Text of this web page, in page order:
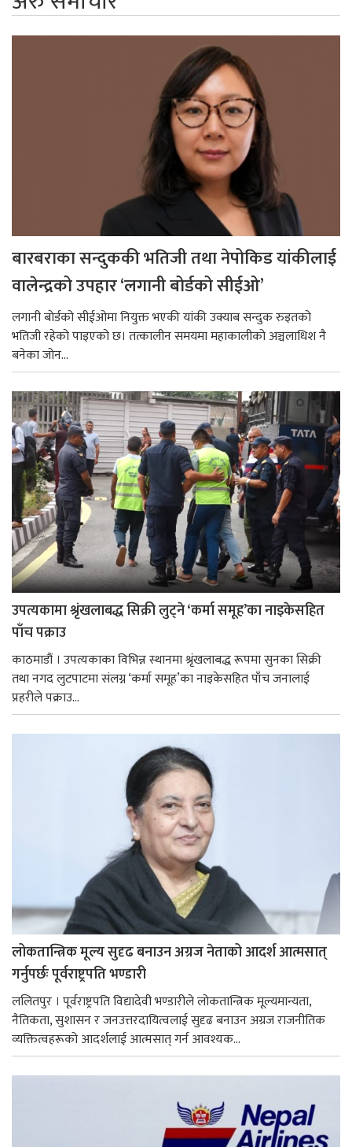
बारबराका सन्दुककी भतिजी तथा नेपोकिड यांकीलाई
वालेन्द्रको उपहार ‘लगानी बोर्डको सीईओ’
लगानी बोर्डको सीईओमा नियुक्त भएकी यांकी उक्याब सन्दुक रुइतको
भतिजी रहेको पाइएको छ। तत्कालीन समयमा महाकालीको अञ्चलाधिश नै
बनेका जोन...
उपत्यकामा श्रृंखलाबद्ध सिक्री लुट्ने ‘कर्मा समूह’का नाइकेसहित
पाँच पक्राउ
काठमाडौं । उपत्यकाका विभिन्न स्थानमा श्रृंखलाबद्ध रूपमा सुनका सिक्री
तथा नगद लुटपाटमा संलग्न ‘कर्मा समूह’का नाइकेसहित पाँच जनालाई
प्रहरीले पक्राउ...
लोकतान्त्रिक मूल्य सुदृढ बनाउन अग्रज नेताको आदर्श आत्मसात्
गर्नुपर्छः पूर्वराष्ट्रपति भण्डारी
ललितपुर । पूर्वराष्ट्रपति विद्यादेवी भण्डारीले लोकतान्त्रिक मूल्यमान्यता,
नैतिकता, सुशासन र जनउत्तरदायित्वलाई सुदृढ बनाउन अग्रज राजनीतिक
व्यक्तित्वहरूको आदर्शलाई आत्मसात् गर्न आवश्यक...